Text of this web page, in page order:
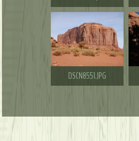
DSCN8551.JPG